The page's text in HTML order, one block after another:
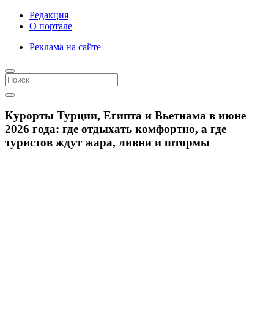
Редакция
О портале
Реклама на сайте
Курорты Турции, Египта и Вьетнама в июне
2026 года: где отдыхать комфортно, а где
туристов ждут жара, ливни и штормы